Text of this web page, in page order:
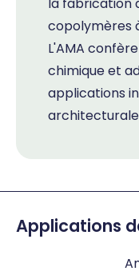
copolymères
L'AMA
chimique et
applications
Applications